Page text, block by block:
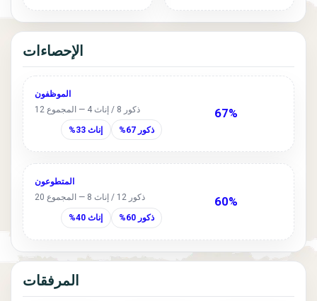
الإحصاءات
67%
الموظفون
ذكور 8 / إناث 4 — المجموع 12
ذكور 67% إناث 33%
60%
المتطوعون
ذكور 12 / إناث 8 — المجموع 20
ذكور 60% إناث 40%
المرفقات